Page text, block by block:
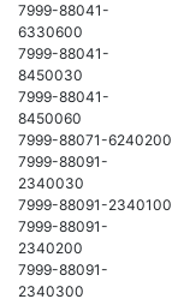
7999-88041-
6330600
7999-88041-
8450030
7999-88041-
8450060
7999-88071-6240200
7999-88091-
2340030
7999-88091-2340100
7999-88091-
2340200
7999-88091-
2340300